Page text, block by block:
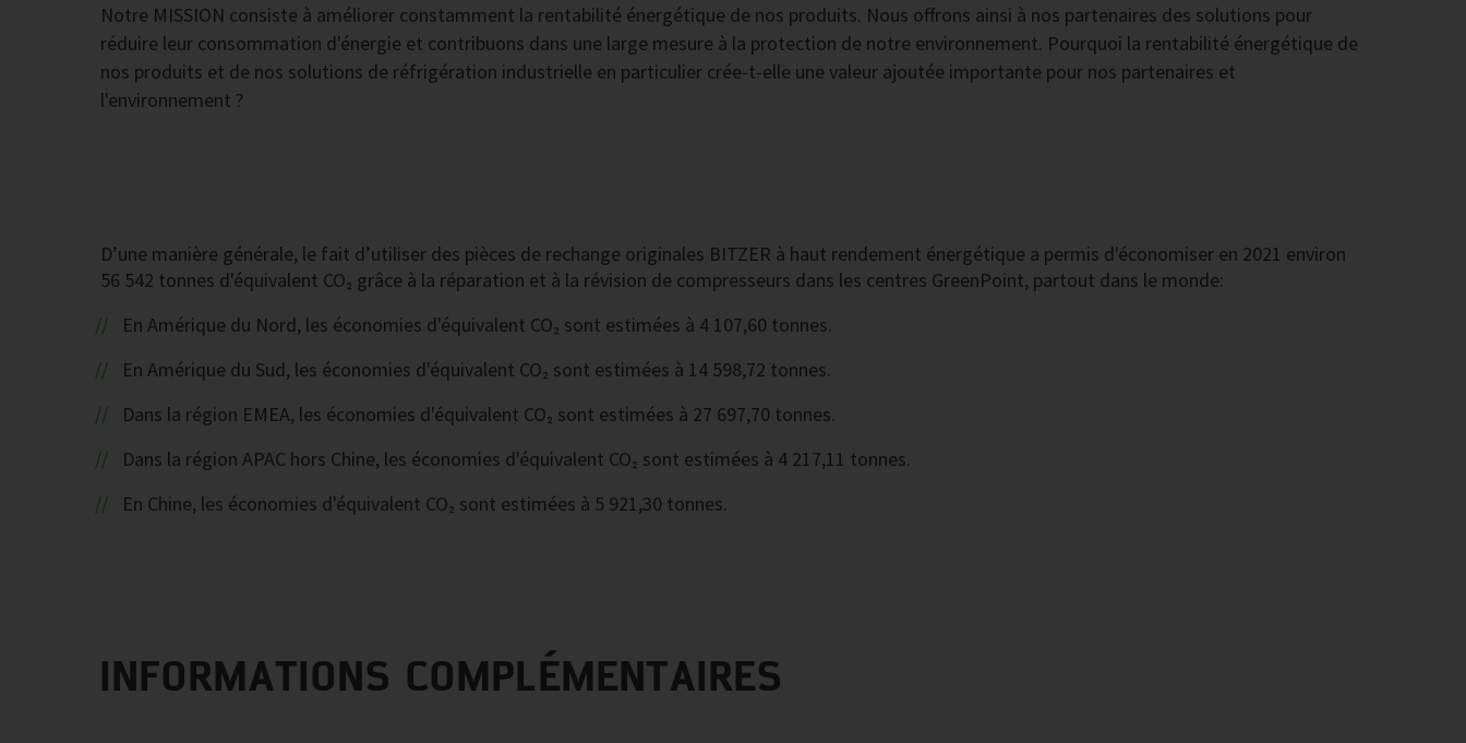
Notre MISSION consiste à améliorer constamment la rentabilité énergétique de nos produits. Nous offrons ainsi à nos partenaires des solutions pour
réduire leur consommation d'énergie et contribuons dans une large mesure à la protection de notre environnement. Pourquoi la rentabilité énergétique de
nos produits et de nos solutions de réfrigération industrielle en particulier crée-t-elle une valeur ajoutée importante pour nos partenaires et
l'environnement ?
D’une manière générale, le fait d’utiliser des pièces de rechange originales BITZER à haut rendement énergétique a permis d'économiser en 2021 environ
56 542 tonnes d'équivalent CO₂ grâce à la réparation et à la révision de compresseurs dans les centres GreenPoint, partout dans le monde:
En Amérique du Nord, les économies d'équivalent CO₂ sont estimées à 4 107,60 tonnes.
En Amérique du Sud, les économies d'équivalent CO₂ sont estimées à 14 598,72 tonnes.
Dans la région EMEA, les économies d'équivalent CO₂ sont estimées à 27 697,70 tonnes.
Dans la région APAC hors Chine, les économies d'équivalent CO₂ sont estimées à 4 217,11 tonnes.
En Chine, les économies d'équivalent CO₂ sont estimées à 5 921,30 tonnes.
INFORMATIONS COMPLÉMENTAIRES